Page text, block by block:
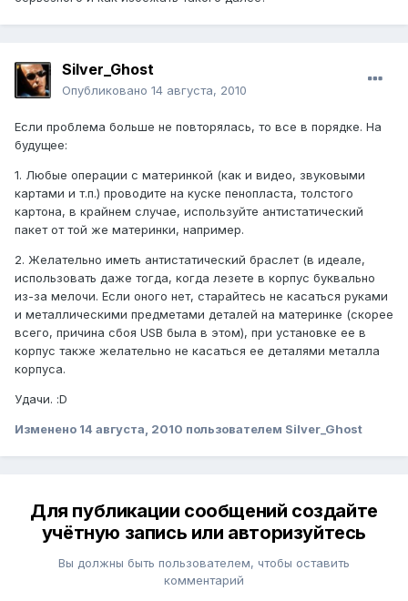
Silver_Ghost
Опубликовано 14 августа, 2010
Если проблема больше не повторялась, то все в порядке. На
будущее:
1. Любые операции с материнкой (как и видео, звуковыми
картами и т.п.) проводите на куске пенопласта, толстого
картона, в крайнем случае, используйте антистатический
пакет от той же материнки, например.
2. Желательно иметь антистатический браслет (в идеале,
использовать даже тогда, когда лезете в корпус буквально
из-за мелочи. Если оного нет, старайтесь не касаться руками
и металлическими предметами деталей на материнке (скорее
всего, причина сбоя USB была в этом), при установке ее в
корпус также желательно не касаться ее деталями металла
корпуса.
Удачи. :D
Изменено 14 августа, 2010 пользователем Silver_Ghost
Для публикации сообщений создайте
учётную запись или авторизуйтесь
Вы должны быть пользователем, чтобы оставить
комментарий